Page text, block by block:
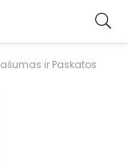
ir Paskatos